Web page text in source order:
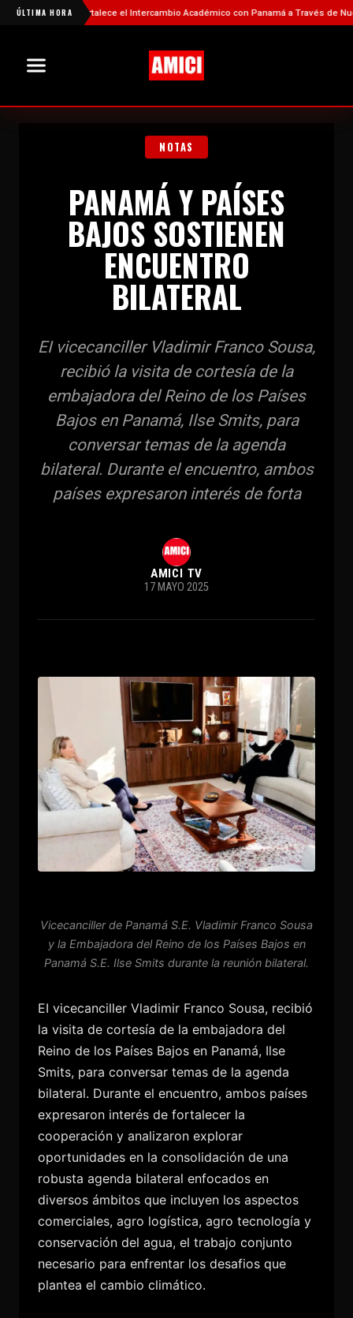
ÚLTIMA HORA
China Fortalece el Intercambio Académico con Panamá a Través de Nuevas
NOTAS
PANAMÁ Y PAÍSES
BAJOS SOSTIENEN
ENCUENTRO
BILATERAL
EI vicecanciller Vladimir Franco Sousa,
recibió la visita de cortesía de la
embajadora del Reino de los Países
Bajos en Panamá, Ilse Smits, para
conversar temas de la agenda
bilateral. Durante el encuentro, ambos
países expresaron interés de forta
AMICI TV
17 MAYO 2025
Vicecanciller de Panamá S.E. Vladimir Franco Sousa
y la Embajadora del Reino de los Países Bajos en
Panamá S.E. Ilse Smits durante la reunión bilateral.
EI vicecanciller Vladimir Franco Sousa, recibió
la visita de cortesía de la embajadora del
Reino de los Países Bajos en Panamá, Ilse
Smits, para conversar temas de la agenda
bilateral. Durante el encuentro, ambos países
expresaron interés de fortalecer la
cooperación y analizaron explorar
oportunidades en la consolidación de una
robusta agenda bilateral enfocados en
diversos ámbitos que incluyen los aspectos
comerciales, agro logística, agro tecnología y
conservación del agua, el trabajo conjunto
necesario para enfrentar los desafios que
plantea el cambio climático.